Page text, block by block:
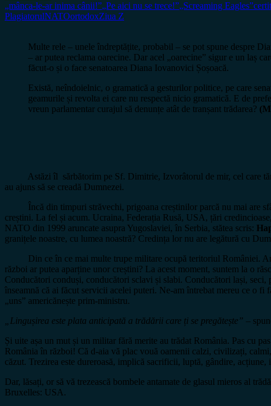
„mânca-le-ar inima cânii!”„Pe aici nu se trece!”„Screaming Eagles”
PlagiatorulNATOortodoxZiua Z
Multe rele – unele îndreptățite, probabil – se pot spune despre
– ar putea reclama oarecine. Dar acel „oarecine” sigur e un laș
făcut-o și o face senatoarea Diana Iovanovici Șoșoacă.
Există, neîndoielnic, o gramatică a gesturilor politice, pe care
geamurile și revolta ei care nu respectă nicio gramatică. E de
vreun parlamentar curajul să denunțe atât de tranșant trădarea?
Astăzi îl sărbătorim pe Sf. Dimitrie, Izvorâtorul de mir, cel care
au ajuns să se creadă Dumnezei.
Încă din timpuri străvechi, prigoana creștinilor parcă nu mai are
creștini. La fel și acum. Ucraina, Federația Rusă, USA, țări
NATO din 1999 aruncate asupra Yugoslaviei, în Serbia, stătea scris:
granițele noastre, cu lumea noastră? Credința lor nu are legătură cu
Din ce în ce mai multe trupe militare ocupă teritoriul României. Am
război ar putea aparține unor creștini? La acest moment, suntem la o
Conducători conduși, conducători sclavi și slabi. Conducători lași,
înseamnă că ai făcut servicii acelei puteri. Ne-am întrebat mereu ce o fi
„uns” americănește prim-ministru.
„Lingușirea este plata anticipată a trădării care ți se pregătește” –
Și uite așa un mut și un militar fără merite au trădat România. Pas cu
România în război! Că d-aia vă plac vouă oamenii calzi, civilizați,
căzut. Trezirea este dureroasă, implică sacrificii, luptă, gândire,
Dar, lăsați, or să vă trezească bombele antamate de glasul mieros al
Bruxelles: USA.